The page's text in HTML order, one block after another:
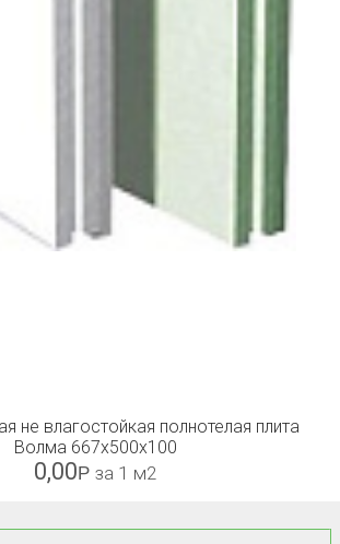
не влагостойкая полнотелая плита
Волма 667х500х100
0,00Р за 1 м2